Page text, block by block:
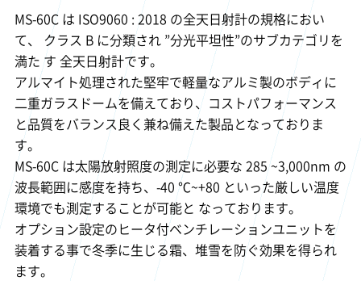
MS-60C は ISO9060 : 2018 の全天日射計の規格におい
て、 クラス B に分類され ”分光平坦性”のサブカテゴリを
満た す 全天日射計です。
アルマイト処理された堅牢で軽量なアルミ製のボディに
二重ガラスドームを備えており、コストパフォーマンス
と品質をバランス良く兼ね備えた製品となっておりま
す。
MS-60C は太陽放射照度の測定に必要な 285 ~3,000nm の
波長範囲に感度を持ち、-40 ℃~+80 といった厳しい温度
環境でも測定することが可能と なっております。
オプション設定のヒータ付ベンチレーションユニットを
装着する事で冬季に生じる霜、堆雪を防ぐ効果を得られ
ます。